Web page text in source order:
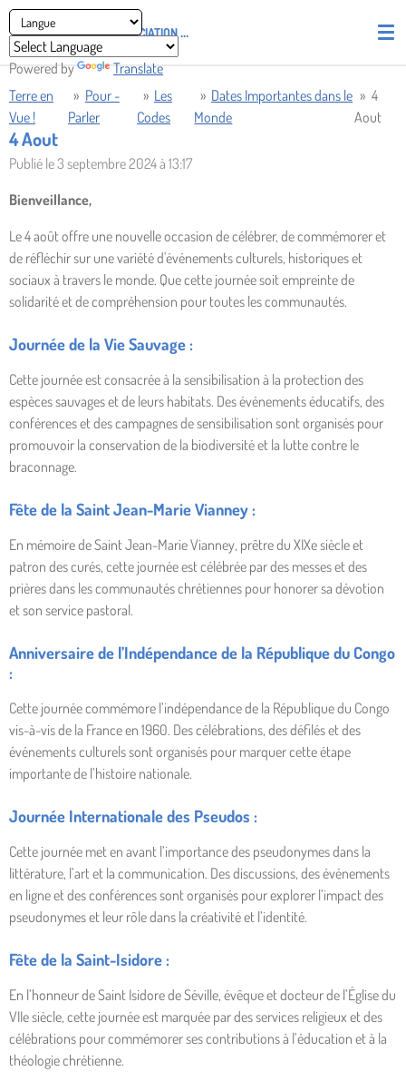
Powered by Translate
Passer
au
contenu
ASSOCIATION PIRATES' UNION OF LIGHT AND LOVE -
Terre en
Vue !
» Pour -
Parler
» Les
Codes
» Dates Importantes dans le
Monde
» 4
Aout
4 Aout
Publié le 3 septembre 2024 à 13:17
Bienveillance,
Le 4 août offre une nouvelle occasion de célébrer, de commémorer et
de réfléchir sur une variété d'événements culturels, historiques et
sociaux à travers le monde. Que cette journée soit empreinte de
solidarité et de compréhension pour toutes les communautés.
Journée de la Vie Sauvage :
Cette journée est consacrée à la sensibilisation à la protection des
espèces sauvages et de leurs habitats. Des événements éducatifs, des
conférences et des campagnes de sensibilisation sont organisés pour
promouvoir la conservation de la biodiversité et la lutte contre le
braconnage.
Fête de la Saint Jean-Marie Vianney :
En mémoire de Saint Jean-Marie Vianney, prêtre du XIXe siècle et
patron des curés, cette journée est célébrée par des messes et des
prières dans les communautés chrétiennes pour honorer sa dévotion
et son service pastoral.
Anniversaire de l’Indépendance de la République du Congo
:
Cette journée commémore l’indépendance de la République du Congo
vis-à-vis de la France en 1960. Des célébrations, des défilés et des
événements culturels sont organisés pour marquer cette étape
importante de l’histoire nationale.
Journée Internationale des Pseudos :
Cette journée met en avant l’importance des pseudonymes dans la
littérature, l’art et la communication. Des discussions, des événements
en ligne et des conférences sont organisés pour explorer l’impact des
pseudonymes et leur rôle dans la créativité et l’identité.
Fête de la Saint-Isidore :
En l’honneur de Saint Isidore de Séville, évêque et docteur de l’Église du
VIIe siècle, cette journée est marquée par des services religieux et des
célébrations pour commémorer ses contributions à l’éducation et à la
théologie chrétienne.